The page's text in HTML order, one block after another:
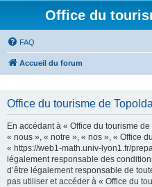
Office du
FAQ
Accueil du forum
Office du tourisme de
En accédant à « Office du tourisme
« nous », « notre », « nos », « Office
« https://web1-math.univ-lyon1.fr/
légalement responsable des
d’être légalement responsable de
pas utiliser et accéder à « Office du